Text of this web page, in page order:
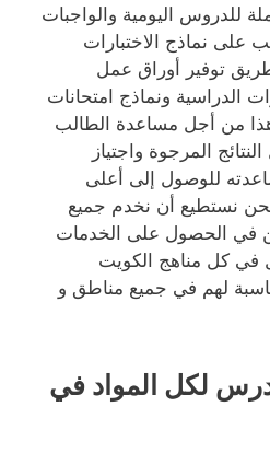
للدروس اليومية والواجبات
على نماذج الاختبارات
توفير أوراق عمل
الدراسية ونماذج امتحانات
هذا من أجل مساعدة الطالب
المرجوة واجتياز
للوصول إلى أعلى
نستطيع أن نخدم جميع
في الحصول على الخدمات
في كل مناهج الكويت
لهم في جميع مناطق و
لكل المواد في